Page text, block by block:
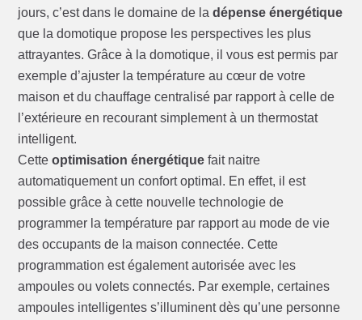
jours, c’est dans le domaine de ladépense énergétique
que la domotique propose les perspectives les plus
attrayantes. Grâce à la domotique, il vous est permis par
exemple d’ajuster la température au cœur de votre
maison et du chauffage centralisé par rapport à celle de
l’extérieure en recourant simplement à un thermostat
intelligent.
Cetteoptimisation énergétique fait naitre
automatiquement un confort optimal. En effet, il est
possible grâce à cette nouvelle technologie de
programmer la température par rapport au mode de vie
des occupants de la maison connectée. Cette
programmation est également autorisée avec les
ampoules ou volets connectés. Par exemple, certaines
ampoules intelligentes s’illuminent dès qu’une personne